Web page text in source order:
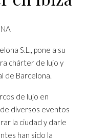
S.L., pone a su
chárter de lujo y
de Barcelona.
de lujo en
diversos eventos
la ciudad y darle
han sido la